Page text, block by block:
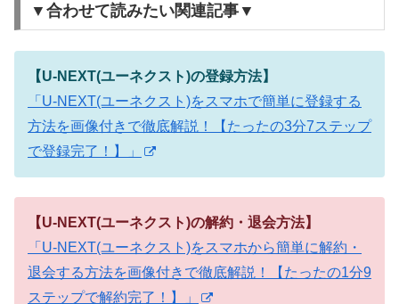
▼合わせて読みたい関連記事▼
【U-NEXT(ユーネクスト)の登録方法】
「U-NEXT(ユーネクスト)をスマホで簡単に登録する
方法を画像付きで徹底解説！【たったの3分7ステップ
で登録完了！】」
【U-NEXT(ユーネクスト)の解約・退会方法】
「U-NEXT(ユーネクスト)をスマホから簡単に解約・
退会する方法を画像付きで徹底解説！【たったの1分9
ステップで解約完了！】」